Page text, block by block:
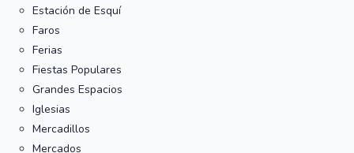
Estación de Esquí
Faros
Ferias
Fiestas Populares
Grandes Espacios
Iglesias
Mercadillos
Mercados